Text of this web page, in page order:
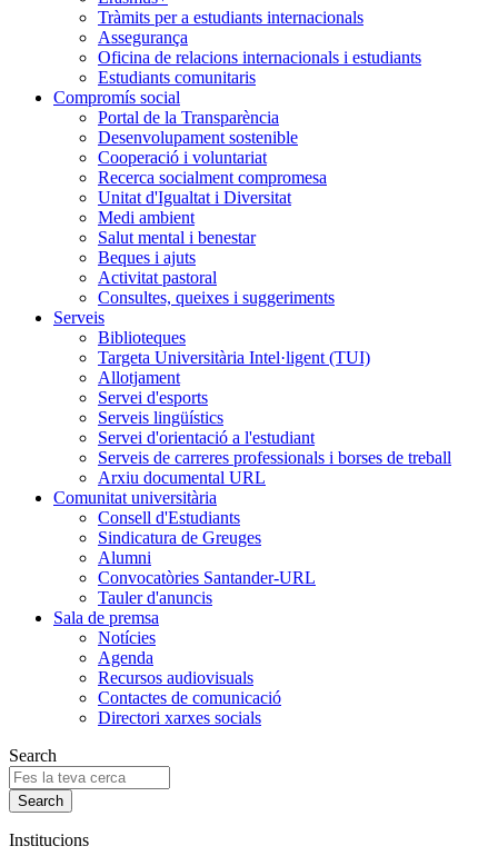
Tràmits per a estudiants internacionals
Assegurança
Oficina de relacions internacionals i estudiants
Estudiants comunitaris
Compromís social
Portal de la Transparència
Desenvolupament sostenible
Cooperació i voluntariat
Recerca socialment compromesa
Unitat d'Igualtat i Diversitat
Medi ambient
Salut mental i benestar
Beques i ajuts
Activitat pastoral
Consultes, queixes i suggeriments
Serveis
Biblioteques
Targeta Universitària Intel·ligent (TUI)
Allotjament
Servei d'esports
Serveis lingüístics
Servei d'orientació a l'estudiant
Serveis de carreres professionals i borses de treball
Arxiu documental URL
Comunitat universitària
Consell d'Estudiants
Sindicatura de Greuges
Alumni
Convocatòries Santander-URL
Tauler d'anuncis
Sala de premsa
Notícies
Agenda
Recursos audiovisuals
Contactes de comunicació
Directori xarxes socials
Search
Institucions